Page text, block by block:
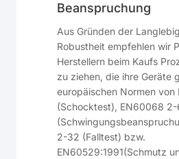
Beanspruchung
Aus Gründen der
Robustheit empfehlen wir
Herstellern beim Kaufs
zu ziehen, die ihre Geräte
europäischen Normen
(Schocktest), EN60068 2-
2-32 (Falltest) bzw.
EN60529:1991(Schmutz